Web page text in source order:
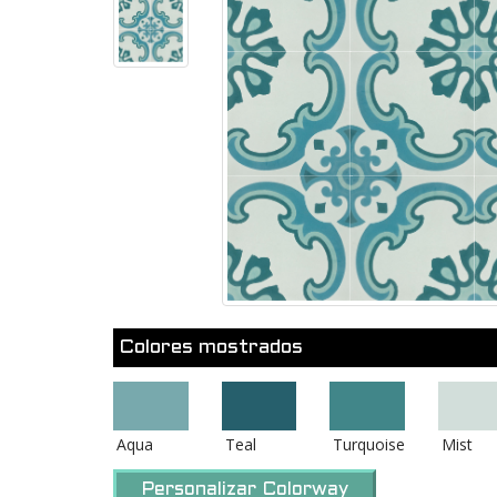
Colores mostrados
Aqua Teal Turquoise Mist
Personalizar Colorway